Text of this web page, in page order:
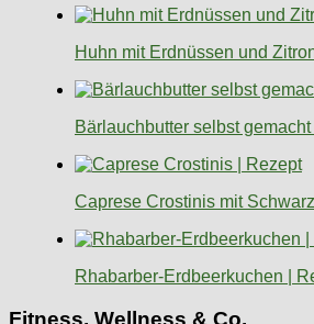
Huhn mit Erdnüssen und
Bärlauchbutter selbst
Caprese Crostinis mit
Rhabarber-Erdbeerkuchen |
Fitness, Wellness & Co.